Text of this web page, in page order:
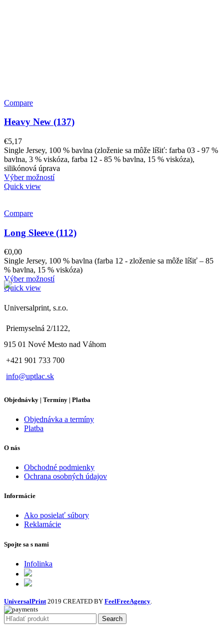
Compare
Heavy New (137)
€5,17
Single Jersey, 100 % bavlna (zloženie sa môže líšiť: farba 03 - 97 %
bavlna, 3 % viskóza, farba 12 - 85 % bavlna, 15 % viskóza),
silikónová úprava
Výber možností
Quick view
Compare
Long Sleeve (112)
€0,00
Single Jersey, 100 % bavlna (farba 12 - zloženie sa môže líšiť – 85
% bavlna, 15 % viskóza)
Výber možností
Quick view
Universalprint, s.r.o.
Priemyselná 2/1122,
915 01 Nové Mesto nad Váhom
+421 901 733 700
info@uptlac.sk
Objednávky | Termíny | Platba
Objednávka a termíny
Platba
O nás
Obchodné podmienky
Ochrana osobných údajov
Informácie
Ako posielať súbory
Reklamácie
Spojte sa s nami
Infolinka
UniversalPrint 2019 CREATED BY FeelFreeAgency
Search